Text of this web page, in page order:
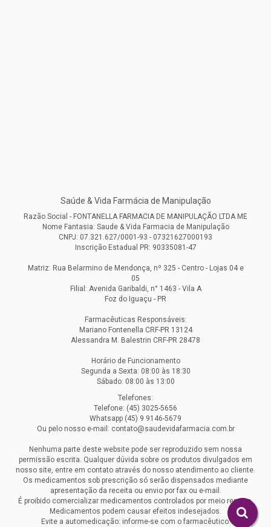
Saúde & Vida Farmácia de Manipulação
Razão Social - FONTANELLA FARMACIA DE MANIPULAÇÃO LTDA ME
Nome Fantasia: Saude & Vida Farmacia de Manipulação
CNPJ: 07.321.627/0001-93 - 07321627000193
Inscrição Estadual PR: 90335081-47
Matriz: Rua Belarmino de Mendonça, nº 325 - Centro - Lojas 04 e
05
Filial: Avenida Garibaldi, n° 1463 - Vila A
Foz do Iguaçu - PR
Farmacêuticas Responsáveis:
Mariano Fontenella CRF-PR 13124
Alessandra M. Balestrin CRF-PR 28478
Horário de Funcionamento
Segunda a Sexta: 08:00 às 18:30
Sábado: 08:00 às 13:00
Telefones:
Telefone: (45) 3025-5656
Whatsapp (45) 9 9146-5679
Ou pelo nosso e-mail: contato@saudevidafarmacia.com.br
Nenhuma parte deste website pode ser reproduzido sem nossa
permissão escrita. Qualquer dúvida sobre os produtos divulgados em
nosso site, entre em contato através do nosso atendimento ao cliente.
Os medicamentos sob prescrição só serão dispensados mediante
apresentação da receita ou envio por fax ou e-mail.
É proibido comercializar medicamentos controlados por meio remoto.
Medicamentos podem causar efeitos indesejados.
Evite a automedicação: informe-se com o farmacêutico.